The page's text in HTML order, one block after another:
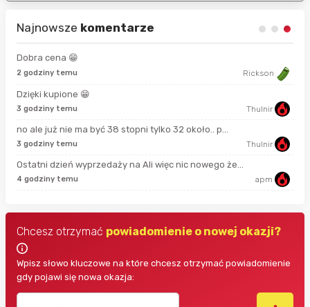
Najnowsze komentarze
Dobra cena 😁
2 godziny temu Rickson
Dzięki kupione 😁
3 godziny temu Thulnir
no ale już nie ma być 38 stopni tylko 32 około.. p...
3 godziny temu Thulnir
Ostatni dzień wyprzedaży na Ali więc nic nowego że...
4 godziny temu apm
Chcesz otrzymać powiadomienie o nowej okazji?
Wpisz słowo kluczowe na które chcesz otrzymać powiadomienie
gdy pojawi się nowa okazja: